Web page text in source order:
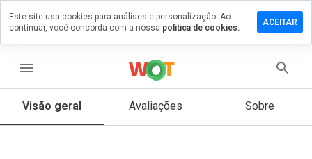
menu
Visão geral Avaliações Sobre
em
De 1
Este site usa cookies para análises e personalização. Ao
continuar, você concorda com a nossa política de cookies.
ACEITAR